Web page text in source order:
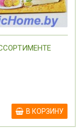
В КОРЗИНУ